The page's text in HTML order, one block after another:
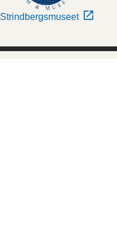
Strindbergsmuseet